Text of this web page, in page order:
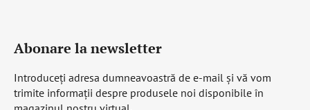
Abonare la newsletter
Introduceţi adresa dumneavoastră de e-mail şi vă vom
trimite informaţii despre produsele noi disponibile în